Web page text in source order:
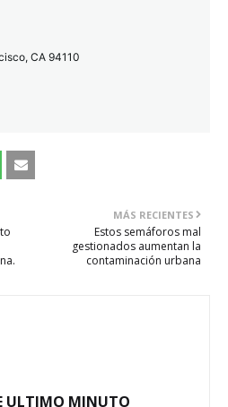
CA 94110
MÁS RECIENTES
Estos semáforos mal
gestionados aumentan la
contaminación urbana
ULTIMO MINUTO